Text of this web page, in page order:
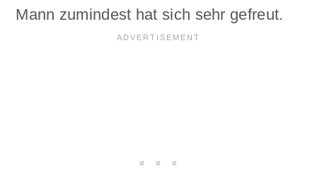
Mann zumindest hat sich sehr gefreut.